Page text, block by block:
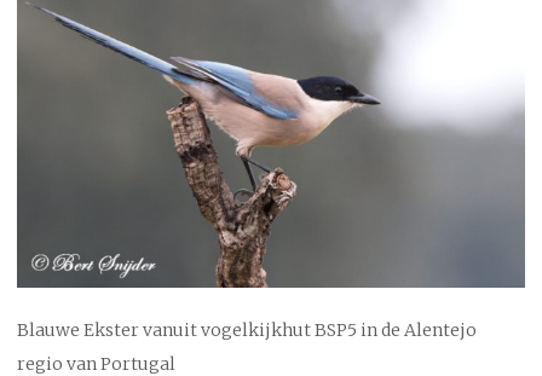
Blauwe Ekster vanuit vogelkijkhut BSP5 in de Alentejo
regio van Portugal